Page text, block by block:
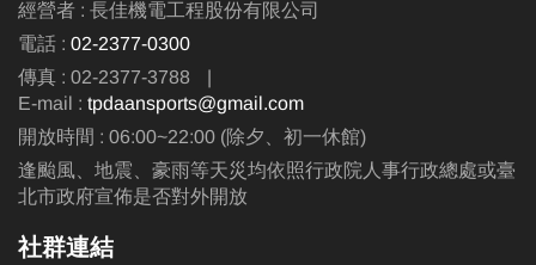
經營者 : 長佳機電工程股份有限公司
電話 : 02-2377-0300
傳真 : 02-2377-3788
|
E-mail : tpdaansports@gmail.com
開放時間 : 06:00~22:00 (除夕、初一休館)
逢颱風、地震、豪雨等天災均依照行政院人事行政總處或臺
北市政府宣佈是否對外開放
社群連結